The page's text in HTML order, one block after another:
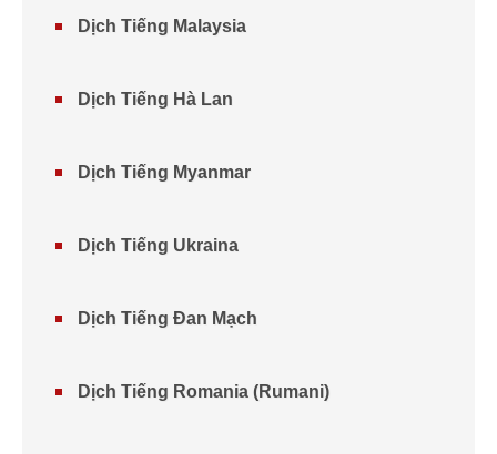
Dịch Tiếng Malaysia
Dịch Tiếng Hà Lan
Dịch Tiếng Myanmar
Dịch Tiếng Ukraina
Dịch Tiếng Đan Mạch
Dịch Tiếng Romania (Rumani)